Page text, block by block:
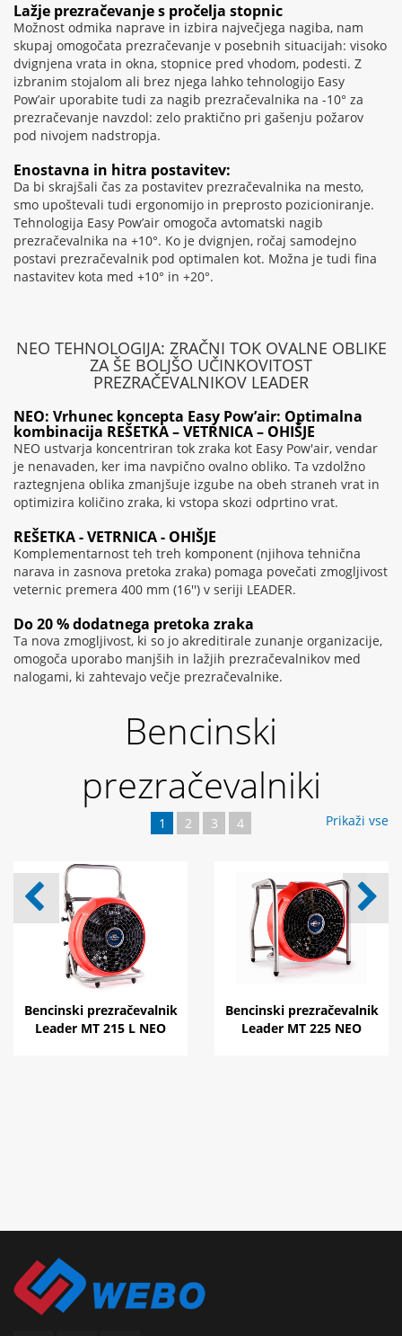
Lažje prezračevanje s pročelja stopnic
Možnost odmika naprave in izbira največjega nagiba, nam
skupaj omogočata prezračevanje v posebnih situacijah: visoko
dvignjena vrata in okna, stopnice pred vhodom, podesti. Z
izbranim stojalom ali brez njega lahko tehnologijo Easy
Pow’air uporabite tudi za nagib prezračevalnika na -10° za
prezračevanje navzdol: zelo praktično pri gašenju požarov
pod nivojem nadstropja.
Enostavna in hitra postavitev:
Da bi skrajšali čas za postavitev prezračevalnika na mesto,
smo upoštevali tudi ergonomijo in preprosto pozicioniranje.
Tehnologija Easy Pow’air omogoča avtomatski nagib
prezračevalnika na +10°. Ko je dvignjen, ročaj samodejno
postavi prezračevalnik pod optimalen kot. Možna je tudi fina
nastavitev kota med +10° in +20°.
NEO TEHNOLOGIJA: ZRAČNI TOK OVALNE OBLIKE
ZA ŠE BOLJŠO UČINKOVITOST
PREZRAČEVALNIKOV LEADER
NEO: Vrhunec koncepta Easy Pow’air: Optimalna
kombinacija REŠETKA – VETRNICA – OHIŠJE
NEO ustvarja koncentriran tok zraka kot Easy Pow'air, vendar
je nenavaden, ker ima navpično ovalno obliko. Ta vzdolžno
raztegnjena oblika zmanjšuje izgube na obeh straneh vrat in
optimizira količino zraka, ki vstopa skozi odprtino vrat.
REŠETKA - VETRNICA - OHIŠJE
Komplementarnost teh treh komponent (njihova tehnična
narava in zasnova pretoka zraka) pomaga povečati zmogljivost
veternic premera 400 mm (16'') v seriji LEADER.
Do 20 % dodatnega pretoka zraka
Ta nova zmogljivost, ki so jo akreditirale zunanje organizacije,
omogoča uporabo manjših in lažjih prezračevalnikov med
nalogami, ki zahtevajo večje prezračevalnike.
Bencinski
prezračevalniki
Prikaži vse
1 2 3 4
Bencinski prezračevalnik
Leader MT 215 L NEO
Bencinski prezračevalnik
Leader MT 225 NEO